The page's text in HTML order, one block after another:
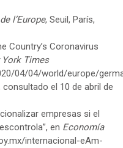
l’Europe, Seuil, París,
Country’s Coronavirus
York Times
04/04/world/europe/
consultado el 10 de abril de
empresas si el
en Economía
internacional-eAm-